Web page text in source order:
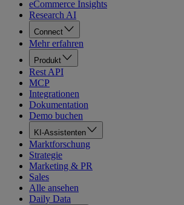
eCommerce Insights
Research AI
Connect
Mehr erfahren
Produkt
Rest API
MCP
Integrationen
Dokumentation
Demo buchen
KI-Assistenten
Marktforschung
Strategie
Marketing & PR
Sales
Alle ansehen
Daily Data